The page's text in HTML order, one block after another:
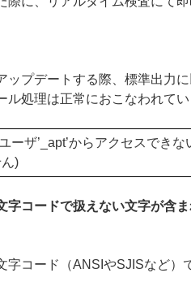
プデートする際、標準出力
処理は正常におこなわれてい
ーザ’_apt’からアクセスで
)
字コードで扱えない文字が含
字コード（ANSIやSJISなど